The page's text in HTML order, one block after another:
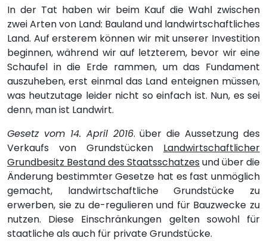
In der Tat haben wir beim Kauf die Wahl zwischen
zwei Arten von Land: Bauland und landwirtschaftliches
Land. Auf ersterem können wir mit unserer Investition
beginnen, während wir auf letzterem, bevor wir eine
Schaufel in die Erde rammen, um das Fundament
auszuheben, erst einmal das Land enteignen müssen,
was heutzutage leider nicht so einfach ist. Nun, es sei
denn, man ist Landwirt.
Gesetz vom 14. April 2016. über die Aussetzung des
Verkaufs von Grundstücken Landwirtschaftlicher
Grundbesitz Bestand des Staatsschatzes und über die
Änderung bestimmter Gesetze hat es fast unmöglich
gemacht, landwirtschaftliche Grundstücke zu
erwerben, sie zu de-regulieren und für Bauzwecke zu
nutzen. Diese Einschränkungen gelten sowohl für
staatliche als auch für private Grundstücke.